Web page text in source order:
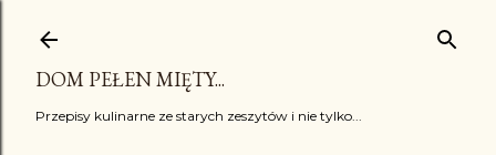
DOM PEŁEN MIĘTY...
Przepisy kulinarne ze starych zeszytów i nie tylko...